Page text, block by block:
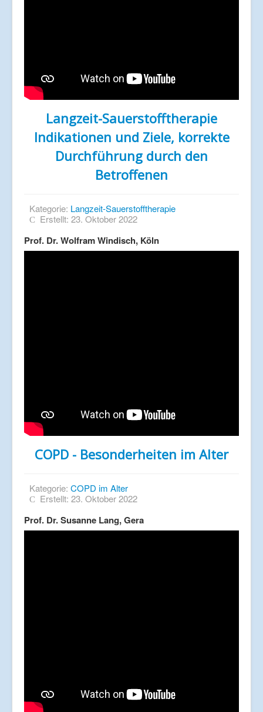
Langzeit-Sauerstofftherapie
Indikationen und Ziele, korrekte
Durchführung durch den
Betroffenen
Kategorie: Langzeit-Sauerstofftherapie
Erstellt: 23. Oktober 2022
Prof. Dr. Wolfram Windisch, Köln
COPD - Besonderheiten im Alter
Kategorie: COPD im Alter
Erstellt: 23. Oktober 2022
Prof. Dr. Susanne Lang, Gera